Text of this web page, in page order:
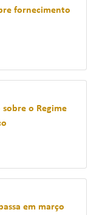
fornecimento
sobre o Regime
em março